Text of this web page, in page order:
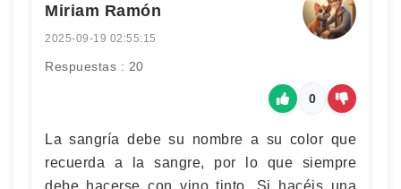
Miriam Ramón
2025-09-19 02:55:15
Respuestas : 20
0
La sangría debe su nombre a su color que
recuerda a la sangre, por lo que siempre
debe hacerse con vino tinto. Si hacéis una